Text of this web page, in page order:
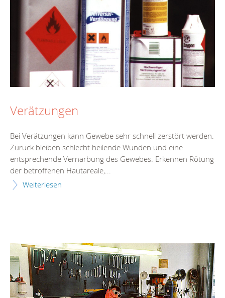
Verätzungen
Bei Verätzungen kann Gewebe sehr schnell zerstört werden.
Zurück bleiben schlecht heilende Wunden und eine
entsprechende Vernarbung des Gewebes. Erkennen Rötung
der betroffenen Hautareale,...
Weiterlesen